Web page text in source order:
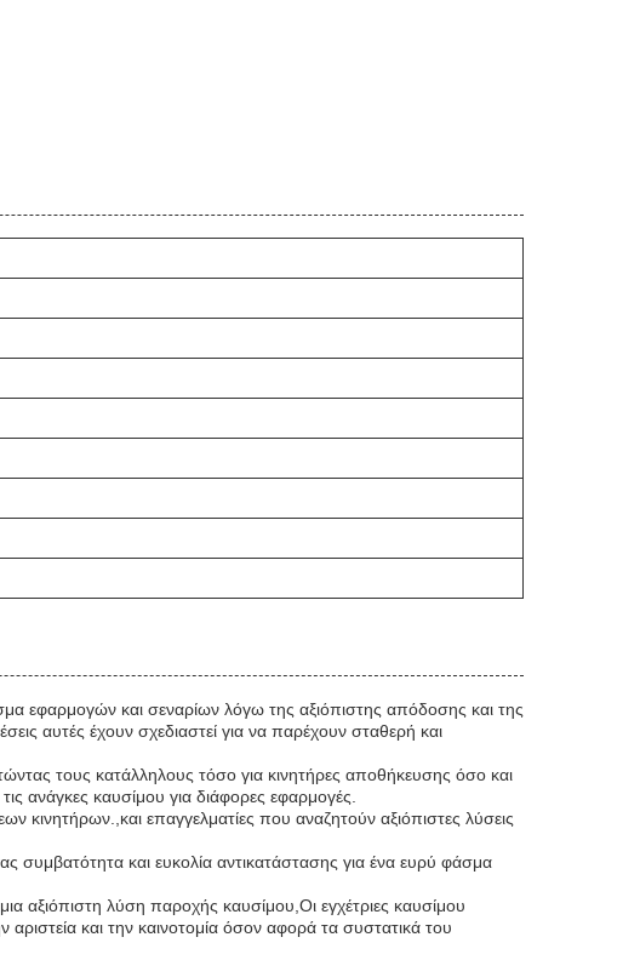
εφαρμογών και σεναρίων λόγω της αξιόπιστης απόδοσης και της
αυτές έχουν σχεδιαστεί για να παρέχουν σταθερή και
τους κατάλληλους τόσο για κινητήρες αποθήκευσης όσο και
ανάγκες καυσίμου για διάφορες εφαρμογές.
κινητήρων.,και επαγγελματίες που αναζητούν αξιόπιστες λύσεις
συμβατότητα και ευκολία αντικατάστασης για ένα ευρύ φάσμα
αξιόπιστη λύση παροχής καυσίμου,Οι εγχέτριες καυσίμου
και την καινοτομία όσον αφορά τα συστατικά του